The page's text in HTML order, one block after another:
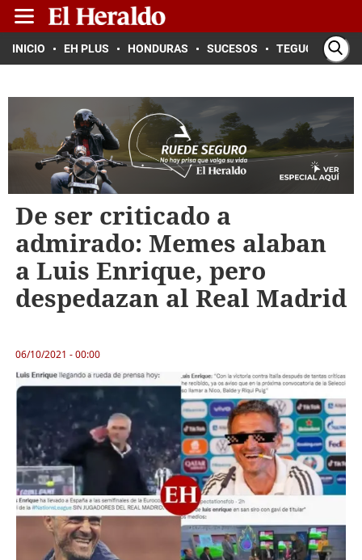
INICIO EH PLUS HONDURAS SUCESOS TEGUCIGALPA
De ser criticado a
admirado: Memes alaban
a Luis Enrique, pero
despedazan al Real Madrid
06/10/2021 - 00:00